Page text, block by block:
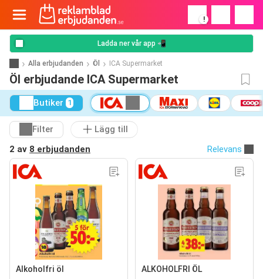
!
Ladda ner vår app 📲
Alla erbjudanden Öl ICA Supermarket
Öl erbjudande ICA Supermarket
Butiker 1
Filter
Lägg till
2 av 8 erbjudanden Relevans
Alkoholfri öl ALKOHOLFRI ÖL